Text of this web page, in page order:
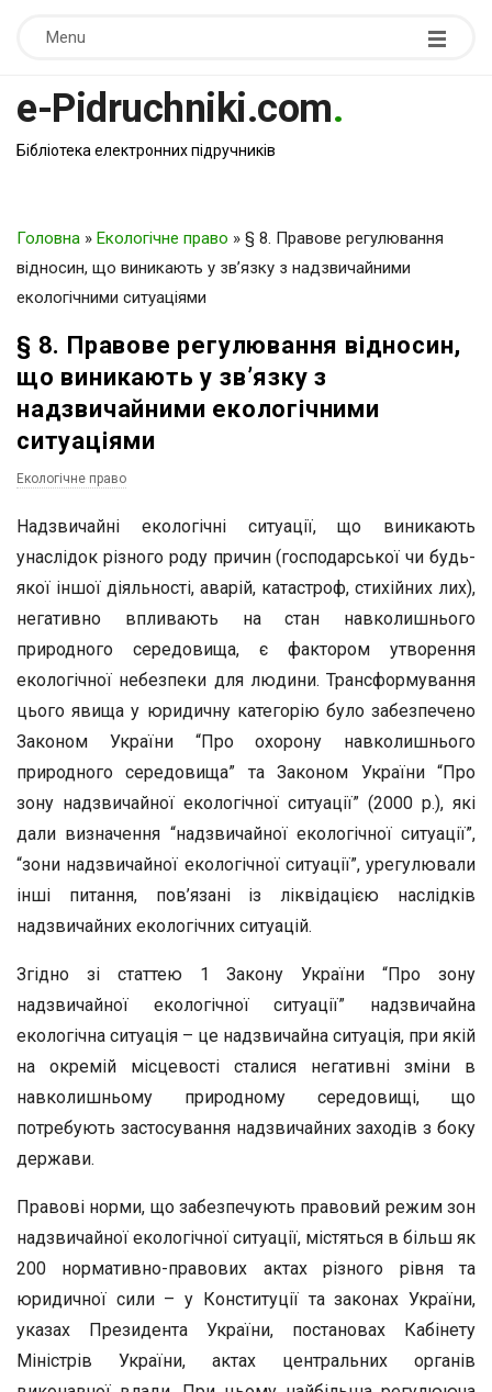
Menu
e-Pidruchniki.com.
Бібліотека електронних підручників
Головна » Екологічне право » § 8. Правове регулювання
відносин, що виникають у зв’язку з надзвичайними
екологічними ситуаціями
§ 8. Правове регулювання відносин,
що виникають у зв’язку з
надзвичайними екологічними
ситуаціями
Екологічне право
Надзвичайні екологічні ситуації, що виникають
унаслідок різного роду причин (господарської чи будь-
якої іншої діяльності, аварій, катастроф, стихійних лих),
негативно впливають на стан навколишнього
природного середовища, є фактором утворення
екологічної небезпеки для людини. Трансформування
цього явища у юридичну категорію було забезпечено
Законом України “Про охорону навколишнього
природного середовища” та Законом України “Про
зону надзвичайної екологічної ситуації” (2000 р.), які
дали визначення “надзвичайної екологічної ситуації”,
“зони надзвичайної екологічної ситуації”, урегулювали
інші питання, пов’язані із ліквідацією наслідків
надзвичайних екологічних ситуацій.
Згідно зі статтею 1 Закону України “Про зону
надзвичайної екологічної ситуації” надзвичайна
екологічна ситуація – це надзвичайна ситуація, при якій
на окремій місцевості сталися негативні зміни в
навколишньому природному середовищі, що
потребують застосування надзвичайних заходів з боку
держави.
Правові норми, що забезпечують правовий режим зон
надзвичайної екологічної ситуації, містяться в більш як
200 нормативно-правових актах різного рівня та
юридичної сили – у Конституції та законах України,
указах Президента України, постановах Кабінету
Міністрів України, актах центральних органів